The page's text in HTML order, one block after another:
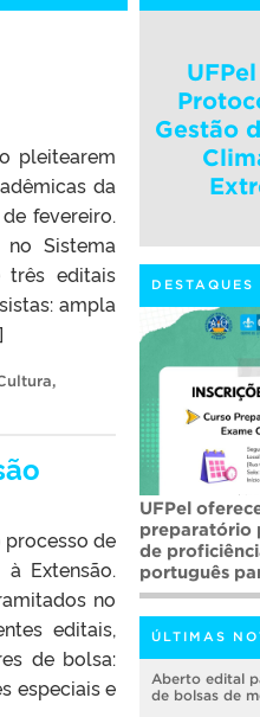
pleitearem
da
fevereiro.
Sistema
três editais
ampla
,
processo de
Extensão.
no
editais,
de bolsa:
especiais e
Gestão
DESTAQUES
UFPel
preparatório
de
português
ÚLTIMAS
Aberto edital
de bolsas de